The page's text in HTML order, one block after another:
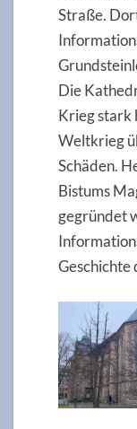
Straße.
Die
Krieg stark
Weltkrieg
Schäden.
Bistums
gegründet